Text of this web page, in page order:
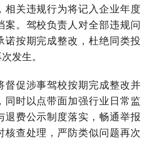
相关违规行为将记入企业年度
案。驾校负责人对全部违规问
诺按期完成整改，杜绝同类投
发生。
督促涉事驾校按期完成整改并
同时以点带面加强行业日常监
退费公示制度落实，畅通举报
核查处理，严防类似问题再次